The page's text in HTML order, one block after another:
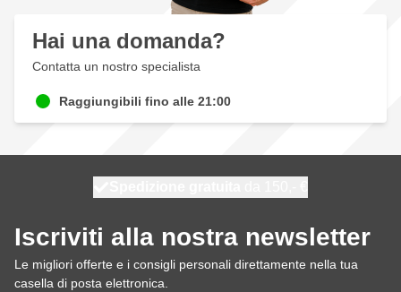
Hai una domanda?
Contatta un nostro specialista
Raggiungibili fino alle 21:00
Iscriviti alla nostra newsletter
Le migliori offerte e i consigli personali direttamente nella tua
casella di posta elettronica.